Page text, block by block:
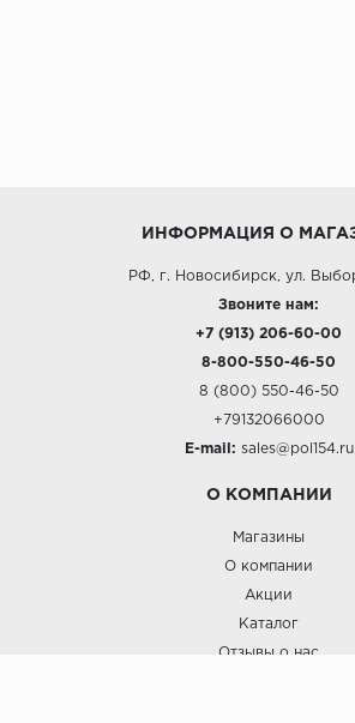
ИНФОРМАЦИЯ О
РФ, г. Новосибирск, ул.
Звоните нам:
+7 (913) 206-60-00
8-800-550-46-50
8 (800) 550-46-50
+79132066000
E-mail: sales@pol154.ru
О КОМПАНИИ
Магазины
О компании
Акции
Каталог
Отзывы о нас